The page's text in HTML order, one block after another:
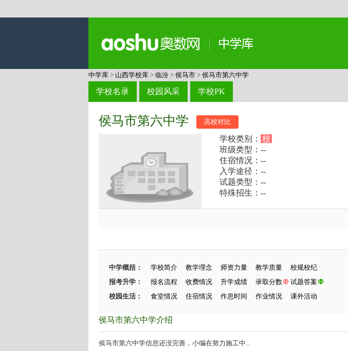
中学库 > 山西学校库 > 临汾 > 侯马市 > 侯马市第六中学
学校名录 校园风采 学校PK
侯马市第六中学 高校对比
学校类别： 校
班级类型：--
住宿情况：--
入学途径：--
试题类型：--
特殊招生：--
中学概括： 学校简介 教学理念 师资力量 教学质量 校规校纪
报考升学：
报名流程 收费情况 升学成绩 录取分数 试题答案
校园生活：
食堂情况 住宿情况 作息时间 作业情况 课外活动
侯马市第六中学介绍
侯马市第六中学信息还没完善，小编在努力施工中...